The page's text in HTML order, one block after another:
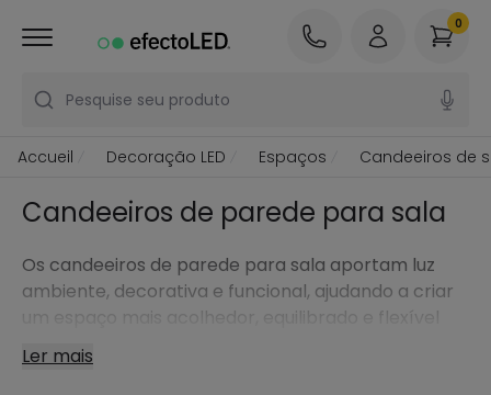
Pesquise seu produto
0
Accueil Decoração LED Espaços Candeeiros de
Candeeiros de parede para sala
Os candeeiros de parede para sala aportam luz
ambiente, decorativa e funcional, ajudando a criar
um espaço mais acolhedor, equilibrado e flexível
em cada momento.
Ler mais